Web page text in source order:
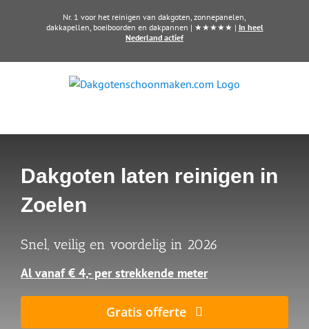
Nr. 1 voor het reinigen van dakgoten, zonnepanelen,
dakkapellen, boeiboorden en dakpannen | ★★★★★ | In heel
Nederland actief
Dakgoten laten reinigen in
Zoelen
Snel, veilig en voordelig in 2026
Al vanaf € 4,- per strekkende meter
Gratis offerte